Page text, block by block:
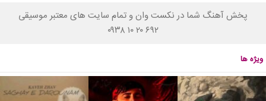
پخش آهنگ شما در نکست وان و تمام سایت های معتبر موسیقی
۰۹۳۸ ۱۰ ۲۰ ۶۹۲
ویژه ها